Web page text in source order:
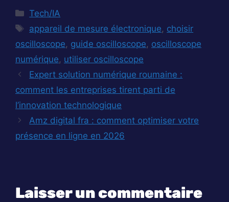
Catégories
Tech/IA
Étiquettes
appareil de mesure électronique, choisir
oscilloscope, guide oscilloscope, oscilloscope
numérique, utiliser oscilloscope
Expert solution numérique roumaine :
comment les entreprises tirent parti de
l’innovation technologique
Amz digital fra : comment optimiser votre
présence en ligne en 2026
Laisser un commentaire